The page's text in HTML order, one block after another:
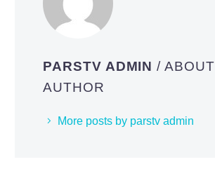
PARSTV ADMIN/ ABOUT
AUTHOR
More posts by parstv admin